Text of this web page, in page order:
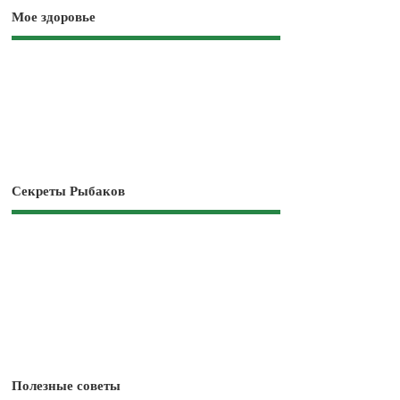
Мое здоровье
Секреты Рыбаков
Полезные советы